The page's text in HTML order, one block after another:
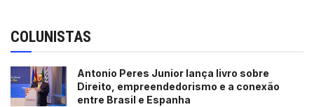
COLUNISTAS
Antonio Peres Junior lança livro sobre
Direito, empreendedorismo e a conexão
entre Brasil e Espanha